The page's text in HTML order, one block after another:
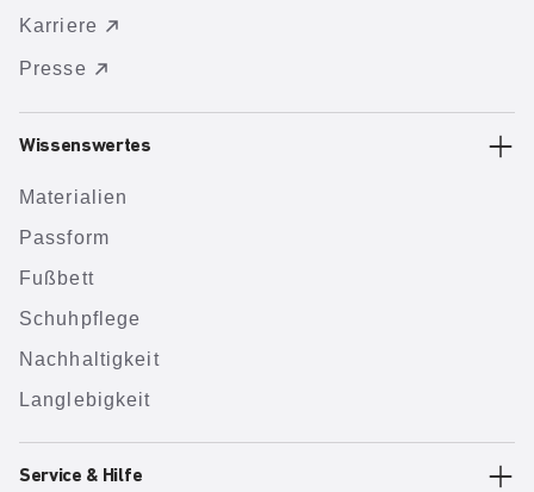
Karriere
Presse
Wissenswertes
Materialien
Passform
Fußbett
Schuhpflege
Nachhaltigkeit
Langlebigkeit
Service & Hilfe